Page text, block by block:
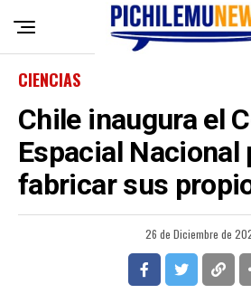
CIENCIAS
Chile inaugura el
Espacial Nacional
fabricar sus
26 de Diciembre de